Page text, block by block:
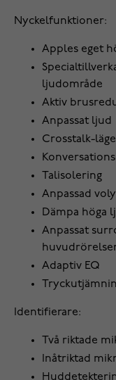
Nyckelfunktioner:
Apples eget
ljudområde
Aktiv
Anpassat ljud
Crosstalk-läge
Talisolering
Anpassad
Dämpa höga
Anpassat
Adaptiv EQ
Identifierare:
Två riktade
Inåtriktad